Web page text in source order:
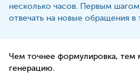
несколько часов. Первым
отвечать на новые обращения в
Чем точнее формулировка, тем
генерацию.